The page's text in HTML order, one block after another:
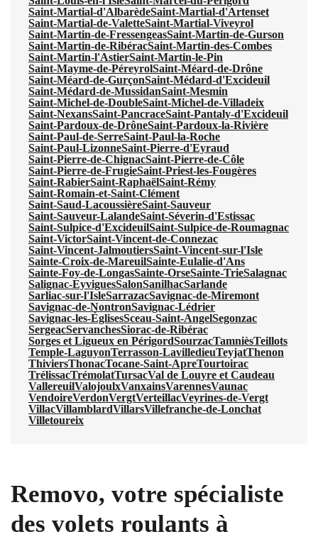
Saint-Martial-d'AlbarèdeSaint-Martial-d'Artenset
Saint-Martial-de-ValetteSaint-Martial-Viveyrol
Saint-Martin-de-FressengeasSaint-Martin-de-Gurson
Saint-Martin-de-RibéracSaint-Martin-des-Combes
Saint-Martin-l'AstierSaint-Martin-le-Pin
Saint-Mayme-de-PéreyrolSaint-Méard-de-Drône
Saint-Méard-de-GurçonSaint-Médard-d'Excideuil
Saint-Médard-de-MussidanSaint-Mesmin
Saint-Michel-de-DoubleSaint-Michel-de-Villadeix
Saint-NexansSaint-PancraceSaint-Pantaly-d'Excideuil
Saint-Pardoux-de-DrôneSaint-Pardoux-la-Rivière
Saint-Paul-de-SerreSaint-Paul-la-Roche
Saint-Paul-LizonneSaint-Pierre-d'Eyraud
Saint-Pierre-de-ChignacSaint-Pierre-de-Côle
Saint-Pierre-de-FrugieSaint-Priest-les-Fougères
Saint-RabierSaint-RaphaëlSaint-Rémy
Saint-Romain-et-Saint-Clément
Saint-Saud-LacoussièreSaint-Sauveur
Saint-Sauveur-LalandeSaint-Séverin-d'Estissac
Saint-Sulpice-d'ExcideuilSaint-Sulpice-de-Roumagnac
Saint-VictorSaint-Vincent-de-Connezac
Saint-Vincent-JalmoutiersSaint-Vincent-sur-l'Isle
Sainte-Croix-de-MareuilSainte-Eulalie-d'Ans
Sainte-Foy-de-LongasSainte-OrseSainte-TrieSalagnac
Salignac-EyviguesSalonSanilhacSarlande
Sarliac-sur-l'IsleSarrazacSavignac-de-Miremont
Savignac-de-NontronSavignac-Lédrier
Savignac-les-ÉglisesSceau-Saint-AngelSegonzac
SergeacServanchesSiorac-de-Ribérac
Sorges et Ligueux en PérigordSourzacTamnièsTeillots
Temple-LaguyonTerrasson-LavilledieuTeyjatThenon
ThiviersThonacTocane-Saint-ApreTourtoirac
TrélissacTrémolatTursacVal de Louyre et Caudeau
VallereuilValojoulxVanxainsVarennesVaunac
VendoireVerdonVergtVerteillacVeyrines-de-Vergt
VillacVillamblardVillarsVillefranche-de-Lonchat
Villetoureix
Removo, votre spécialiste
des volets roulants à